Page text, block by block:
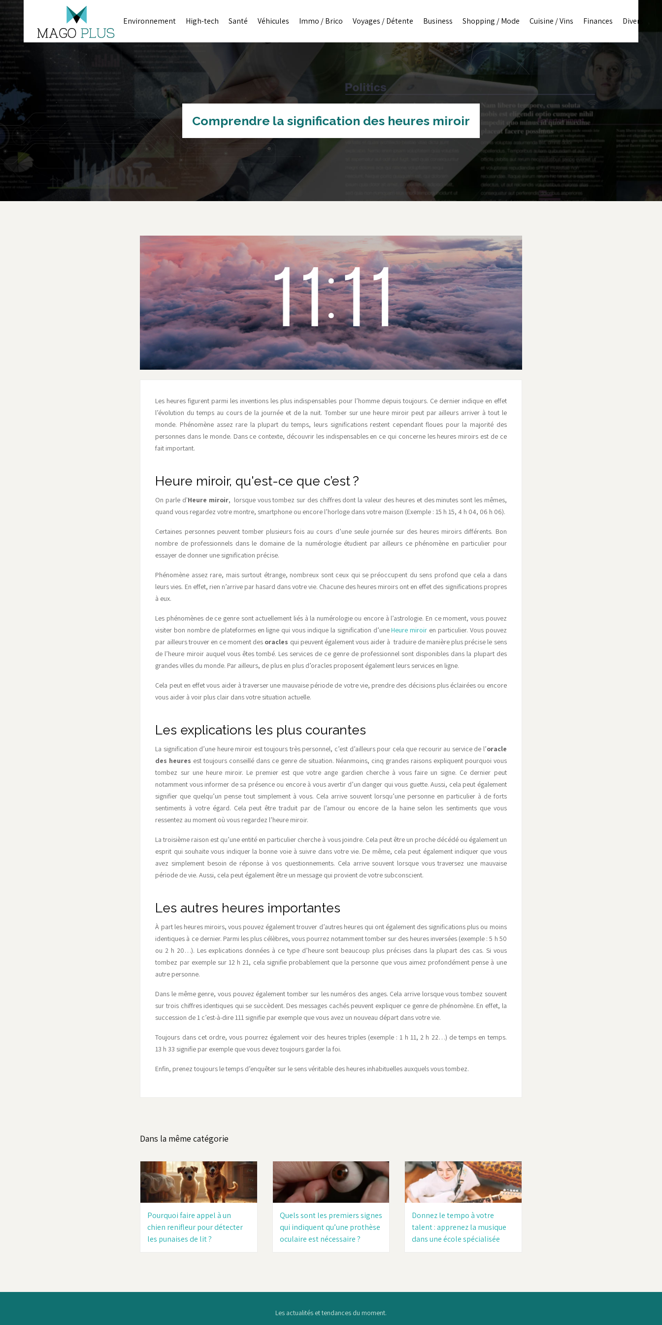
Environnement High-tech Santé Véhicules Immo / Brico Voyages / Détente Business Shopping / Mode Cuisine / Vins Finances Divers
Comprendre la signification des heures miroir
Les heures figurent parmi les inventions les plus indispensables pour l’homme depuis toujours. Ce dernier indique en effet
l’évolution du temps au cours de la journée et de la nuit. Tomber sur une heure miroir peut par ailleurs arriver à tout le
monde. Phénomène assez rare la plupart du temps, leurs significations restent cependant floues pour la majorité des
personnes dans le monde. Dans ce contexte, découvrir les indispensables en ce qui concerne les heures miroirs est de ce
fait important.
Heure miroir, qu'est-ce que c’est ?
On parle d'Heure miroir, lorsque vous tombez sur des chiffres dont la valeur des heures et des minutes sont les mêmes,
quand vous regardez votre montre, smartphone ou encore l’horloge dans votre maison (Exemple : 15 h 15, 4 h 04, 06 h 06).
Certaines personnes peuvent tomber plusieurs fois au cours d’une seule journée sur des heures miroirs différents. Bon
nombre de professionnels dans le domaine de la numérologie étudient par ailleurs ce phénomène en particulier pour
essayer de donner une signification précise.
Phénomène assez rare, mais surtout étrange, nombreux sont ceux qui se préoccupent du sens profond que cela a dans
leurs vies. En effet, rien n’arrive par hasard dans votre vie. Chacune des heures miroirs ont en effet des significations propres
à eux.
Les phénomènes de ce genre sont actuellement liés à la numérologie ou encore à l’astrologie. En ce moment, vous pouvez
visiter bon nombre de plateformes en ligne qui vous indique la signification d’uneHeure miroir en particulier. Vous pouvez
par ailleurs trouver en ce moment des oracles qui peuvent également vous aider à traduire de manière plus précise le sens
de l’heure miroir auquel vous êtes tombé. Les services de ce genre de professionnel sont disponibles dans la plupart des
grandes villes du monde. Par ailleurs, de plus en plus d’oracles proposent également leurs services en ligne.
Cela peut en effet vous aider à traverser une mauvaise période de votre vie, prendre des décisions plus éclairées ou encore
vous aider à voir plus clair dans votre situation actuelle.
Les explications les plus courantes
La signification d’une heure miroir est toujours très personnel, c’est d’ailleurs pour cela que recourir au service de l’oracle
des heures est toujours conseillé dans ce genre de situation. Néanmoins, cinq grandes raisons expliquent pourquoi vous
tombez sur une heure miroir. Le premier est que votre ange gardien cherche à vous faire un signe. Ce dernier peut
notamment vous informer de sa présence ou encore à vous avertir d’un danger qui vous guette. Aussi, cela peut également
signifier que quelqu’un pense tout simplement à vous. Cela arrive souvent lorsqu’une personne en particulier à de forts
sentiments à votre égard. Cela peut être traduit par de l’amour ou encore de la haine selon les sentiments que vous
ressentez au moment où vous regardez l’heure miroir.
La troisième raison est qu’une entité en particulier cherche à vous joindre. Cela peut être un proche décédé ou également un
esprit qui souhaite vous indiquer la bonne voie à suivre dans votre vie. De même, cela peut également indiquer que vous
avez simplement besoin de réponse à vos questionnements. Cela arrive souvent lorsque vous traversez une mauvaise
période de vie. Aussi, cela peut également être un message qui provient de votre subconscient.
Les autres heures importantes
À part les heures miroirs, vous pouvez également trouver d’autres heures qui ont également des significations plus ou moins
identiques à ce dernier. Parmi les plus célèbres, vous pourrez notamment tomber sur des heures inversées (exemple : 5 h 50
ou 2 h 20…). Les explications données à ce type d’heure sont beaucoup plus précises dans la plupart des cas. Si vous
tombez par exemple sur 12 h 21, cela signifie probablement que la personne que vous aimez profondément pense à une
autre personne.
Dans le même genre, vous pouvez également tomber sur les numéros des anges. Cela arrive lorsque vous tombez souvent
sur trois chiffres identiques qui se succèdent. Des messages cachés peuvent expliquer ce genre de phénomène. En effet, la
succession de 1 c’est-à-dire 111 signifie par exemple que vous avez un nouveau départ dans votre vie.
Toujours dans cet ordre, vous pourrez également voir des heures triples (exemple : 1 h 11, 2 h 22…) de temps en temps.
13 h 33 signifie par exemple que vous devez toujours garder la foi.
Enfin, prenez toujours le temps d’enquêter sur le sens véritable des heures inhabituelles auxquels vous tombez.
Dans la même catégorie
Pourquoi faire appel à un
chien renifleur pour détecter
les punaises de lit ?
Quels sont les premiers signes
qui indiquent qu’une prothèse
oculaire est nécessaire ?
Donnez le tempo à votre
talent : apprenez la musique
dans une école spécialisée
Les actualités et tendances du moment.